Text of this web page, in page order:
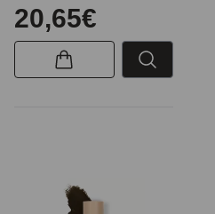
20,65€